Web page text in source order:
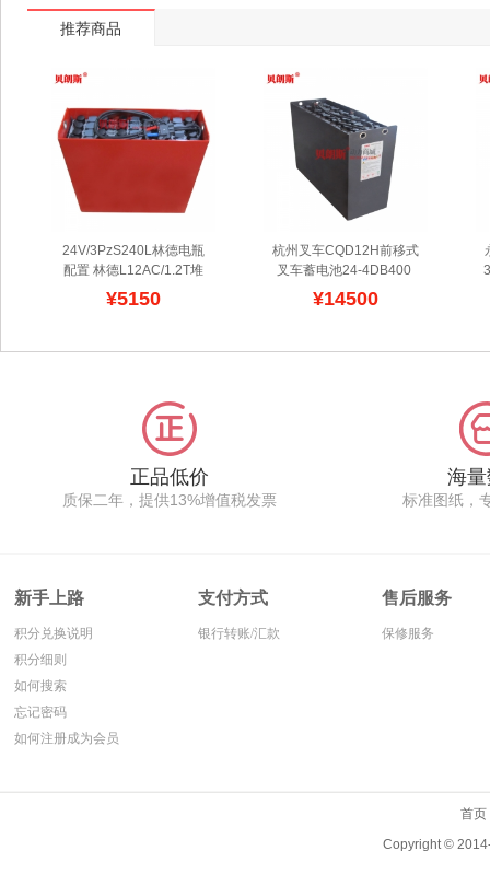
推荐商品
24V/3PzS240L林德电瓶
配置 林德L12AC/1.2T堆
垛车电瓶配套表林德托盘
车电瓶多数选择24V直流
置可以选择高低根据自己
叉车一样的蓄电池组，安
装简单快速，设计寿命达
5年以上，贝朗斯与林德
叉车经销商、维修店、代
理商拥有长期合作的战略
关系，库存备货充足，交
¥5150
杭州叉车CQD12H前移式
叉车蓄电池24-4DB400
杭叉叉车电瓶48V400Ah
杭州叉车CQD12H前
48V/4DB400为动力驱动,
¥14500
正品低价
质保二年，提供13%增值税发票
海
标准图纸，
新手上路
积分兑换说明
积分细则
如何搜索
忘记密码
如何注册成为会员
支付方式
银行转账/汇款
售后服务
保修服务
首页
Copyright ©